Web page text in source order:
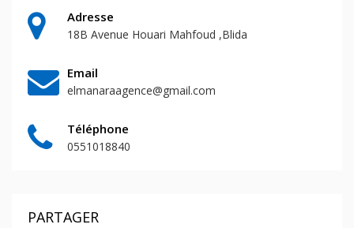
Adresse
18B Avenue Houari Mahfoud ,Blida
Email
elmanaraagence@gmail.com
Téléphone
0551018840
PARTAGER